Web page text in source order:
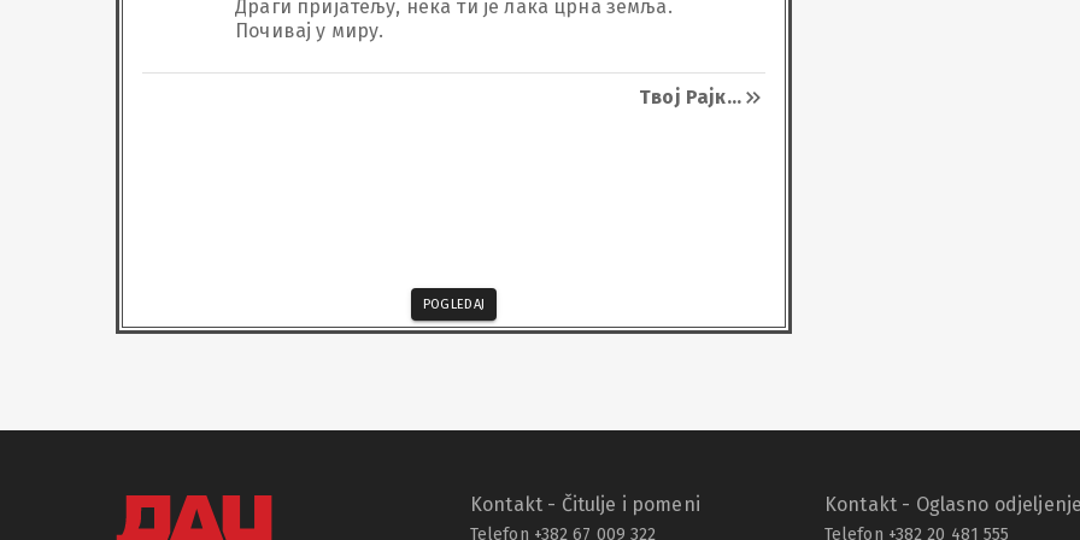
Драги пријатељу, нека ти је лака црна земља.
Почивај у миру.
Твој Рајк...
POGLEDAJ
Kontakt - Čitulje i pomeni
Telefon +382 67 009 322
Kontakt - Oglasno odjeljenje
Telefon +382 20 481 555